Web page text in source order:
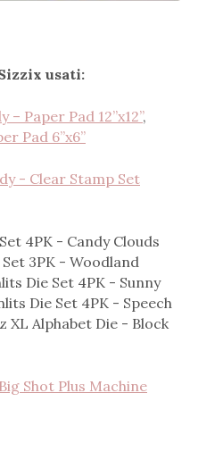
usati:
Paper Pad 12”x12”,
Pad 6”x6”
- Clear Stamp Set
4PK - Candy Clouds
3PK - Woodland
Die Set 4PK - Sunny
Die Set 4PK - Speech
XL Alphabet Die - Block
Shot Plus Machine